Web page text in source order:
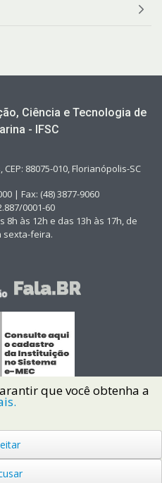
Ciência e Tecnologia de
- IFSC
88075-010, Florianópolis-SC
| Fax: (48) 3877-9060
0001-60
às 12h e das 13h às 17h, de
sexta-feira.
de Santa Catarina IFSC
Reservados.
que você obtenha a